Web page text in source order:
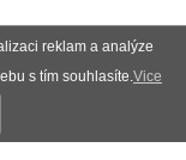
reklam a analýze
s tím souhlasíte.Vice